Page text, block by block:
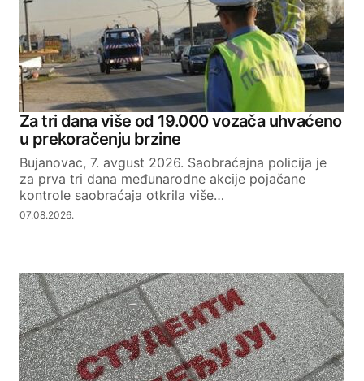
Za tri dana više od 19.000 vozača uhvaćeno
u prekoračenju brzine
Bujanovac, 7. avgust 2026. Saobraćajna policija je
za prva tri dana međunarodne akcije pojačane
kontrole saobraćaja otkrila više…
07.08.2026.